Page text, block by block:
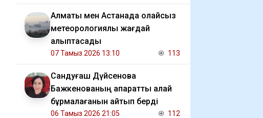
Алматы мен Астанада қолайсыз
метеорологиялық жағдай
қалыптасады
07 Тамыз 2026 13:10 113
Сандуғаш Дүйсенова
Бажкенованың ақпаратты қалай
бұрмалағанын айтып берді
06 Тамыз 2026 21:05 112